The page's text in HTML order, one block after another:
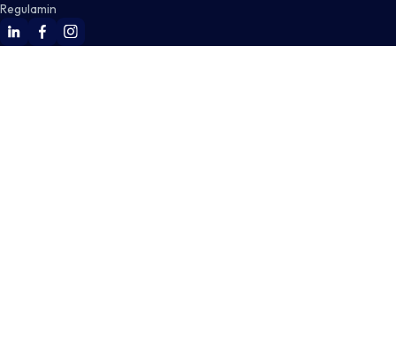
Regulamin
WSKZ Linkedin
WSKZ Facebook
WSKZ Instagram